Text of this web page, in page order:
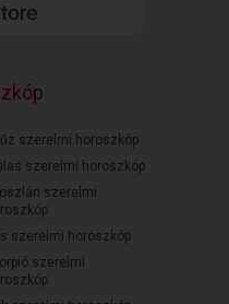
szerelmi horoszkóp
szerelmi horoszkóp
szerelmi
szerelmi horoszkóp
szerelmi